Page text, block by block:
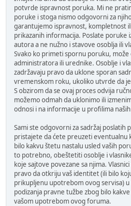
potvrde ispravnost poruka. Mi ne
poruke i stoga nismo odgovorni za
garantujemo ispravnost, kompletnost
prikazanih informacija. Poslate poruke
autora a ne nužno i stavove osoblja ili
Svako ko primeti spornu poruku, može
administratora ili urednike. Osoblje i
zadržavaju pravo da uklone sporan
vremenskom roku, ukoliko utvrde da
S obzirom da se ovaj proces odvija
možemo odmah da uklonimo ili
odnosi i na informacije u profilima
Sami ste odgovorni za sadržaj poslatih
pristajete da ćete preuzeti eventualnu
bilo kakvu štetu nastalu usled vaših
to potrebno, obeštetiti osoblje i
koje sajtove povezane sa njima.
pravo da otkriju vaš identitet (ili bilo
prikupljenu upotrebom ovog servisa) u
podizanja pravne tužbe zbog bilo
vašom upotrebom ovog foruma.